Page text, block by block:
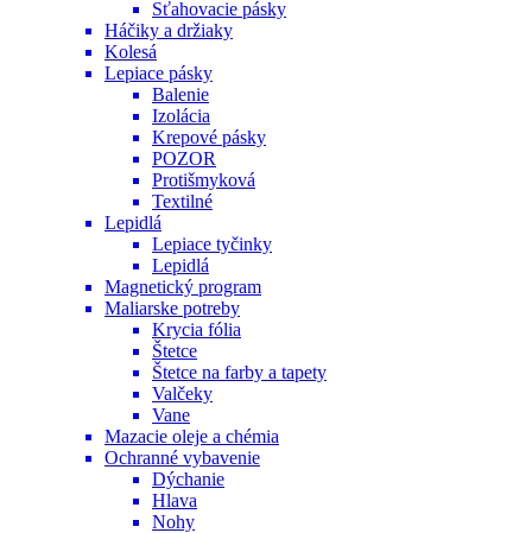
Sťahovacie pásky
Háčiky a držiaky
Kolesá
Lepiace pásky
Balenie
Izolácia
Krepové pásky
POZOR
Protišmyková
Textilné
Lepidlá
Lepiace tyčinky
Lepidlá
Magnetický program
Maliarske potreby
Krycia fólia
Štetce
Štetce na farby a tapety
Valčeky
Vane
Mazacie oleje a chémia
Ochranné vybavenie
Dýchanie
Hlava
Nohy